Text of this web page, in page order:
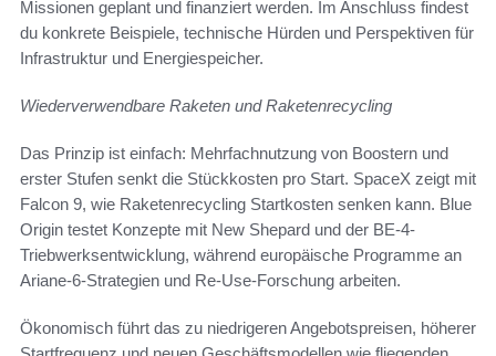
Missionen geplant und finanziert werden. Im Anschluss findest
du konkrete Beispiele, technische Hürden und Perspektiven für
Infrastruktur und Energiespeicher.
Wiederverwendbare Raketen und Raketenrecycling
Das Prinzip ist einfach: Mehrfachnutzung von Boostern und
erster Stufen senkt die Stückkosten pro Start. SpaceX zeigt mit
Falcon 9, wie Raketenrecycling Startkosten senken kann. Blue
Origin testet Konzepte mit New Shepard und der BE-4-
Triebwerksentwicklung, während europäische Programme an
Ariane-6-Strategien und Re-Use-Forschung arbeiten.
Ökonomisch führt das zu niedrigeren Angebotspreisen, höherer